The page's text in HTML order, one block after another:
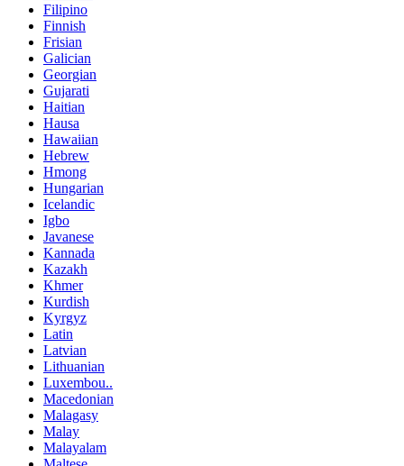
Filipino
Finnish
Frisian
Galician
Georgian
Gujarati
Haitian
Hausa
Hawaiian
Hebrew
Hmong
Hungarian
Icelandic
Igbo
Javanese
Kannada
Kazakh
Khmer
Kurdish
Kyrgyz
Latin
Latvian
Lithuanian
Luxembou..
Macedonian
Malagasy
Malay
Malayalam